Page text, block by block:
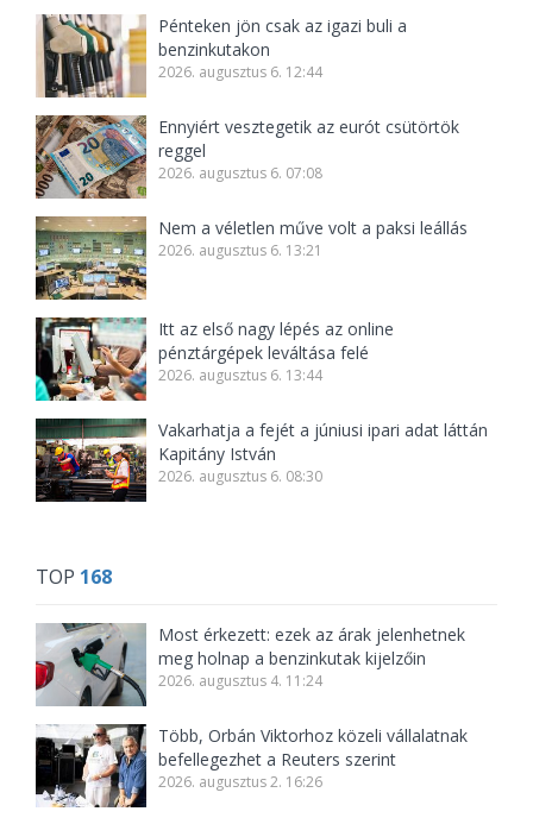
Pénteken jön csak az igazi buli a
benzinkutakon
2026. augusztus 6. 12:44
Ennyiért vesztegetik az eurót csütörtök
reggel
2026. augusztus 6. 07:08
Nem a véletlen műve volt a paksi leállás
2026. augusztus 6. 13:21
Itt az első nagy lépés az online
pénztárgépek leváltása felé
2026. augusztus 6. 13:44
Vakarhatja a fejét a júniusi ipari adat láttán
Kapitány István
2026. augusztus 6. 08:30
TOP 168
Most érkezett: ezek az árak jelenhetnek
meg holnap a benzinkutak kijelzőin
2026. augusztus 4. 11:24
Több, Orbán Viktorhoz közeli vállalatnak
befellegezhet a Reuters szerint
2026. augusztus 2. 16:26